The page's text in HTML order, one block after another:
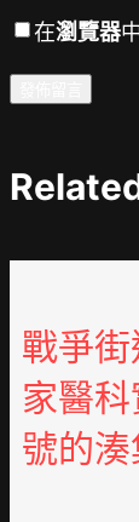
在瀏覽器
戰爭
家醫
號的